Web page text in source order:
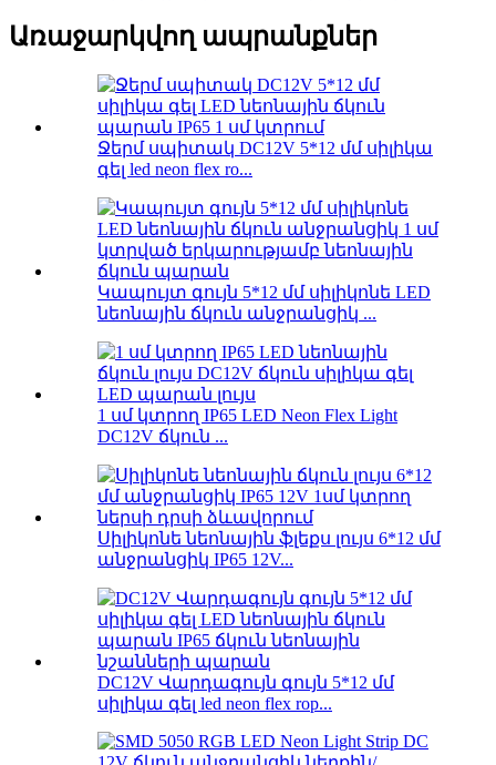
Առաջարկվող ապրանքներ
Ջերմ սպիտակ DC12V 5*12 մմ սիլիկա
գել led neon flex ro...
Կապույտ գույն 5*12 մմ սիլիկոնե LED
նեոնային ճկուն անջրանցիկ ...
1 սմ կտրող IP65 LED Neon Flex Light
DC12V ճկուն ...
Սիլիկոնե նեոնային ֆլեքս լույս 6*12 մմ
անջրանցիկ IP65 12V...
DC12V Վարդագույն գույն 5*12 մմ
սիլիկա գել led neon flex rop...